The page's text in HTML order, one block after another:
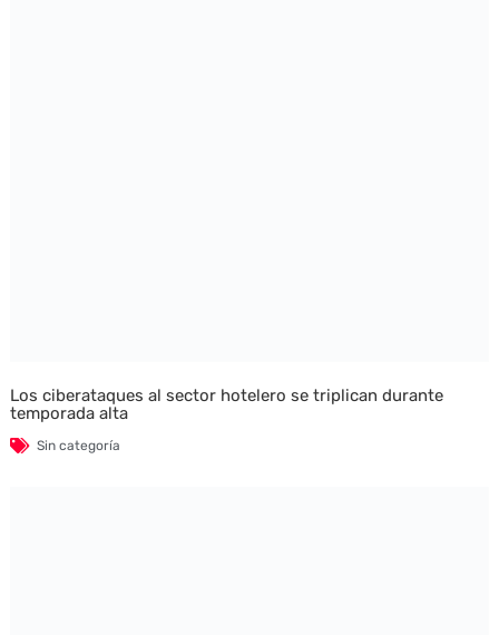
Los ciberataques al sector hotelero se triplican durante
temporada alta
Sin categoría